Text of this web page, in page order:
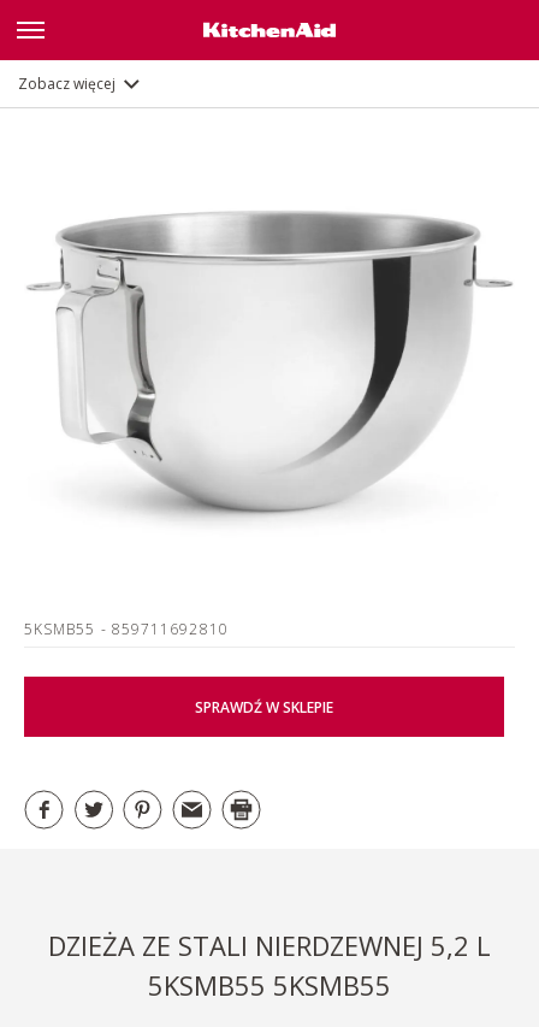
Zobacz więcej
5KSMB55 - 859711692810
SPRAWDŹ W SKLEPIE
DZIEŻA ZE STALI NIERDZEWNEJ 5,2 L
5KSMB55 5KSMB55